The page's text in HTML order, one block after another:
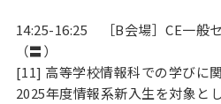
14:25-16:25 ［B会場］CE一般
（〓）
[11] 高等学校情報科での学びに
2025年度情報系新入生を対象と